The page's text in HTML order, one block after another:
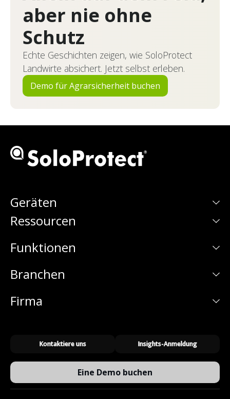
aber nie ohne
Schutz
Echte Geschichten zeigen, wie SoloProtect
Landwirte absichert. Jetzt selbst erleben.
Demo für Agrarsicherheit buchen
Geräten
Ressourcen
Funktionen
Branchen
Firma
Kontaktiere uns Insights-Anmeldung
Eine Demo buchen